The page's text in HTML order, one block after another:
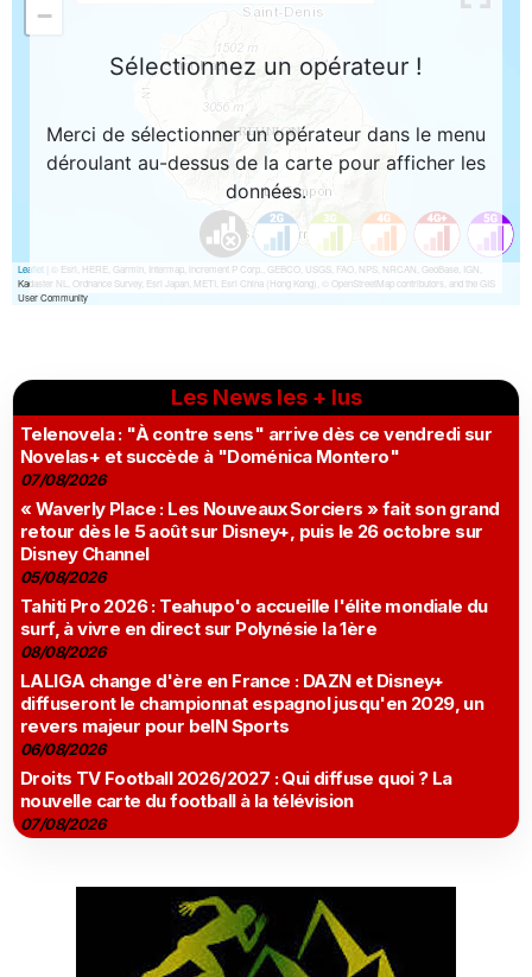
Les News les + lus
Telenovela : "À contre sens" arrive dès ce vendredi sur
Novelas+ et succède à "Doménica Montero"
07/08/2026
« Waverly Place : Les Nouveaux Sorciers » fait son grand
retour dès le 5 août sur Disney+, puis le 26 octobre sur
Disney Channel
05/08/2026
Tahiti Pro 2026 : Teahupo'o accueille l'élite mondiale du
surf, à vivre en direct sur Polynésie la 1ère
08/08/2026
LALIGA change d'ère en France : DAZN et Disney+
diffuseront le championnat espagnol jusqu'en 2029, un
revers majeur pour beIN Sports
06/08/2026
Droits TV Football 2026/2027 : Qui diffuse quoi ? La
nouvelle carte du football à la télévision
07/08/2026